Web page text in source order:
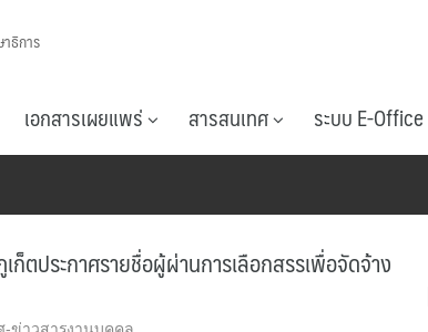
ธิการ
เอกสารเผยแพร่ สารสนเทศ ระบบ E-Office
ตประกาศรายชื่อผู้ผ่านการเลือกสรรเพื่อจัดจ้าง